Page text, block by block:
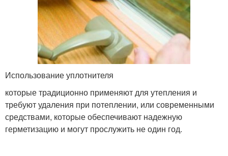
Использование уплотнителя
которые традиционно применяют для утепления и
требуют удаления при потеплении, или современными
средствами, которые обеспечивают надежную
герметизацию и могут прослужить не один год.